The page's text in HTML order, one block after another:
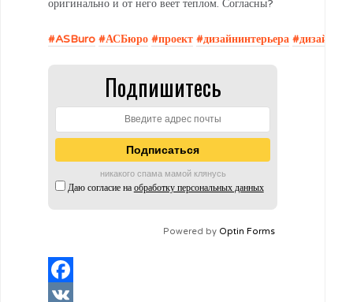
оригинально и от него веет теплом. Согласны?
#ASBuro #АСБюро #проект #дизайнинтерьера
Подпишитесь
никакого спама мамой клянусь
Даю согласие на обработку персональных данных
Powered by Optin Forms
Facebook